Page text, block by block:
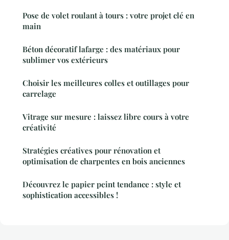
Pose de volet roulant à tours : votre projet clé en
main
Béton décoratif lafarge : des matériaux pour
sublimer vos extérieurs
Choisir les meilleures colles et outillages pour
carrelage
Vitrage sur mesure : laissez libre cours à votre
créativité
Stratégies créatives pour rénovation et
optimisation de charpentes en bois anciennes
Découvrez le papier peint tendance : style et
sophistication accessibles !